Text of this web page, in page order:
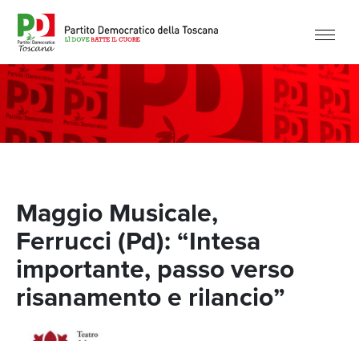
Maggio Musicale,
Ferrucci (Pd): “Intesa
importante, passo verso
risanamento e rilancio”